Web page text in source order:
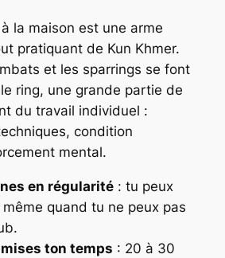
à la maison est une arme
pratiquant de Kun Khmer.
et les sparrings se font
ring, une grande partie de
du travail individuel :
condition
mental.
en régularité: tu peux
même quand tu ne peux pas
ton temps : 20 à 30